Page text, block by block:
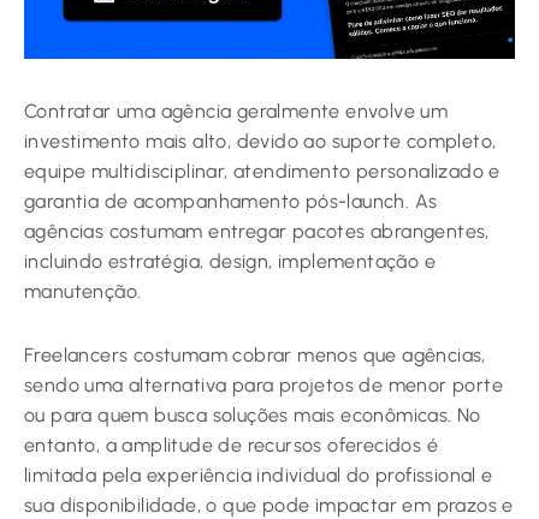
Contratar uma agência geralmente envolve um
investimento mais alto, devido ao suporte completo,
equipe multidisciplinar, atendimento personalizado e
garantia de acompanhamento pós-launch. As
agências costumam entregar pacotes abrangentes,
incluindo estratégia, design, implementação e
manutenção.
Freelancers costumam cobrar menos que agências,
sendo uma alternativa para projetos de menor porte
ou para quem busca soluções mais econômicas. No
entanto, a amplitude de recursos oferecidos é
limitada pela experiência individual do profissional e
sua disponibilidade, o que pode impactar em prazos e